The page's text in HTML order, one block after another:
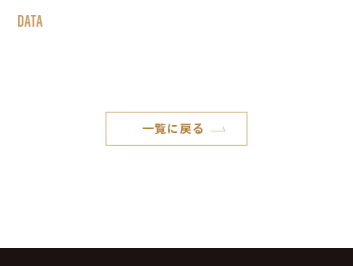
DATA
一覧に戻る